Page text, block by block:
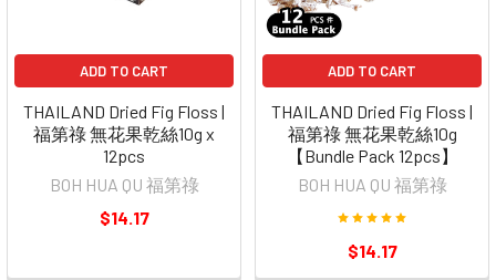
ADD TO CART
THAILAND Dried Fig Floss |
福第祿 無花果乾絲10g x
12pcs
BOH HUA QU 福第祿
$14.17
ADD TO CART
THAILAND Dried Fig Floss |
福第祿 無花果乾絲10g
【Bundle Pack 12pcs】
BOH HUA QU 福第祿
$14.17